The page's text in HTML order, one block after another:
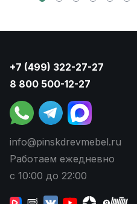
+7 (499) 322-27-27
8 800 500-12-27
info@pinskdrevmebel.ru
Работаем ежедневно
с 10:00 до 22:00